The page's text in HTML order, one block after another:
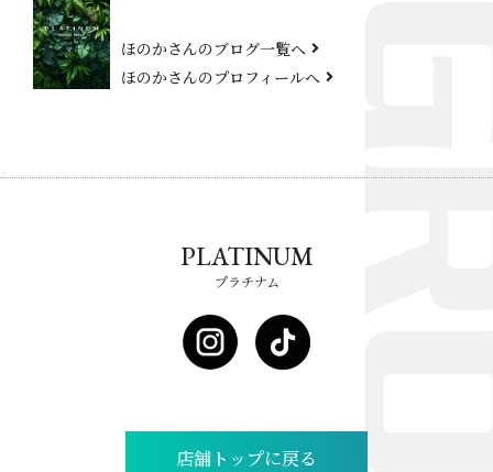
ほのかさんのブログ一覧へ
ほのかさんのプロフィールへ
PLATINUM
プラチナム
店舗トップに戻る